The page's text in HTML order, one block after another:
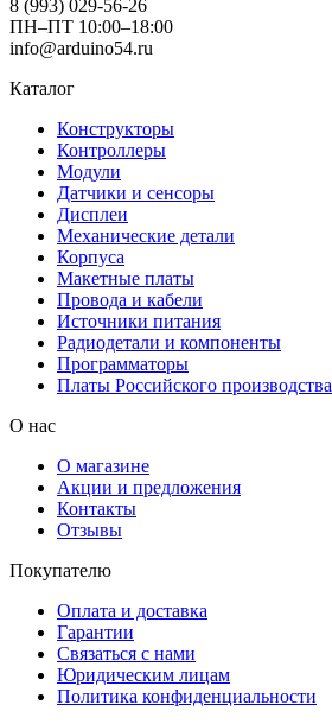
8 (993) 029-56-26
ПН–ПТ 10:00–18:00
info@arduino54.ru
Каталог
Конструкторы
Контроллеры
Модули
Датчики и сенсоры
Дисплеи
Механические детали
Корпуса
Макетные платы
Провода и кабели
Источники питания
Радиодетали и компоненты
Программаторы
Платы Российского производства
О нас
О магазине
Акции и предложения
Контакты
Отзывы
Покупателю
Оплата и доставка
Гарантии
Связаться с нами
Юридическим лицам
Политика конфиденциальности